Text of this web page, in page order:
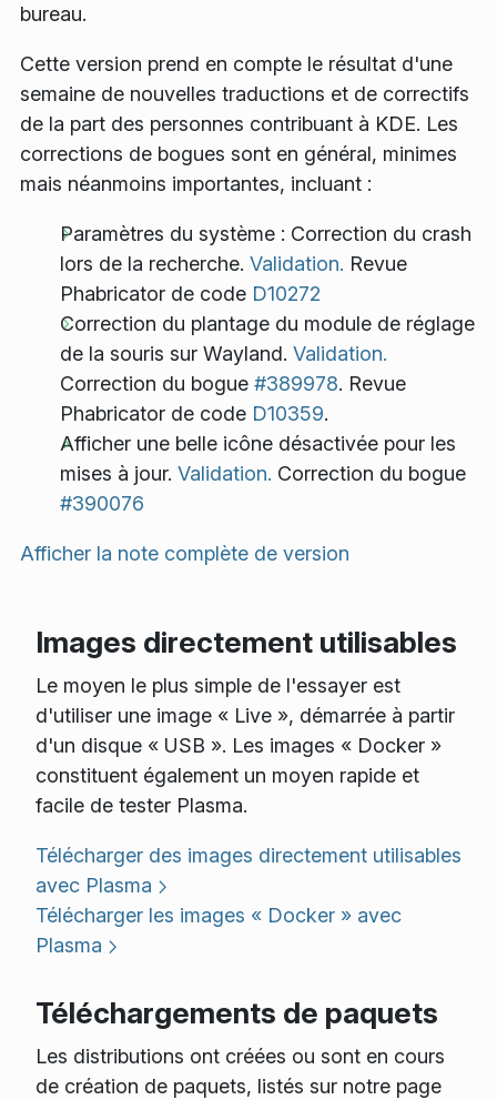
bureau.
Cette version prend en compte le résultat d'une
semaine de nouvelles traductions et de correctifs
de la part des personnes contribuant à KDE. Les
corrections de bogues sont en général, minimes
mais néanmoins importantes, incluant :
Paramètres du système : Correction du crash
lors de la recherche. Validation. Revue
Phabricator de code D10272
Correction du plantage du module de réglage
de la souris sur Wayland. Validation.
Correction du bogue #389978. Revue
Phabricator de code D10359.
Afficher une belle icône désactivée pour les
mises à jour. Validation. Correction du bogue
#390076
Afficher la note complète de version
Images directement utilisables
Le moyen le plus simple de l'essayer est
d'utiliser une image « Live », démarrée à partir
d'un disque « USB ». Les images « Docker »
constituent également un moyen rapide et
facile de tester Plasma.
Télécharger des images directement utilisables
avec Plasma
Télécharger les images « Docker » avec
Plasma
Téléchargements de paquets
Les distributions ont créées ou sont en cours
de création de paquets, listés sur notre page